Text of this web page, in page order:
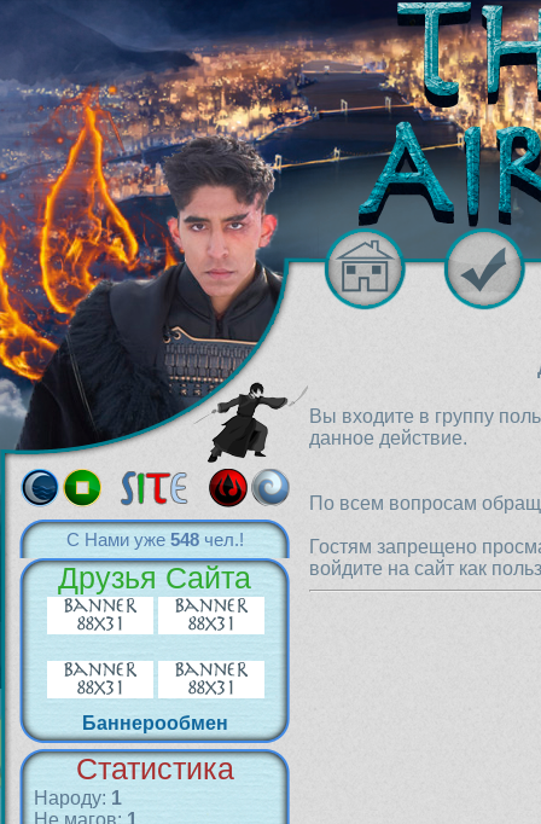
С Нами уже 548чел.!
Друзья Сайта
Баннерообмен
Статистика
Народу: 1
Не магов: 1
Вы входите в группу
данное действие.
По всем вопросам
Гостям запрещено
войдите на сайт как